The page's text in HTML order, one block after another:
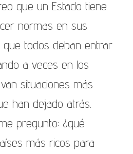
que un Estado tiene
normas en sus
que todos deban entrar
a veces en los
situaciones más
han dejado atrás.
pregunto: ¿qué
más ricos para